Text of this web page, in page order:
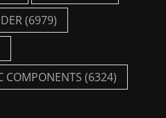
(6979)
COMPONENTS (6324)